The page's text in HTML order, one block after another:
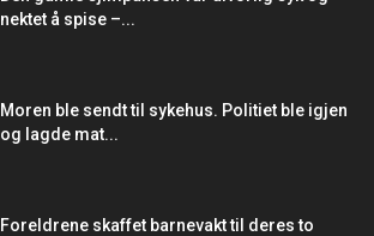
nektet å spise –...
Moren ble sendt til sykehus. Politiet ble igjen
og lagde mat...
Foreldrene skaffet barnevakt til deres to